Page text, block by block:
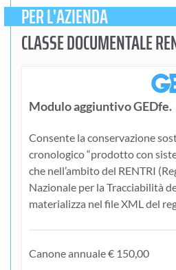
PER L'AZIENDA
CLASSE DOCUMENTALE
Modulo aggiuntivo GEDfe.
Consente la conservazione
cronologico “prodotto con
che nell’ambito del RENTRI
Nazionale per la Tracciabilità
materializza nel file XML del
Canone annuale € 150,00